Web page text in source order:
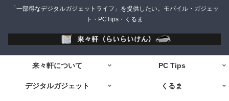
「一部得なデジタルガジェットライフ」を提供したい。モバイル・ガジェッ
ト・PCTips・くるま
来々軒について PC Tips
デジタルガジェット くるま